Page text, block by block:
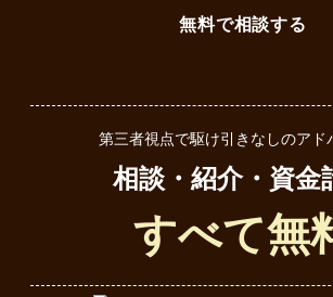
無料で相談する
第三者視点で駆け引きなしのアド
相談・紹介・資金
すべて無